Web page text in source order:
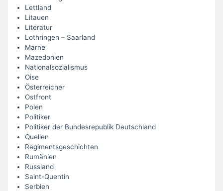
Lettland
Litauen
Literatur
Lothringen – Saarland
Marne
Mazedonien
Nationalsozialismus
Oise
Österreicher
Ostfront
Polen
Politiker
Politiker der Bundesrepublik Deutschland
Quellen
Regimentsgeschichten
Rumänien
Russland
Saint-Quentin
Serbien